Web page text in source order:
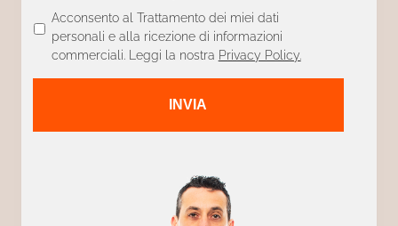
Acconsento al Trattamento dei miei dati
personali e alla ricezione di informazioni
commerciali. Leggi la nostra Privacy Policy.